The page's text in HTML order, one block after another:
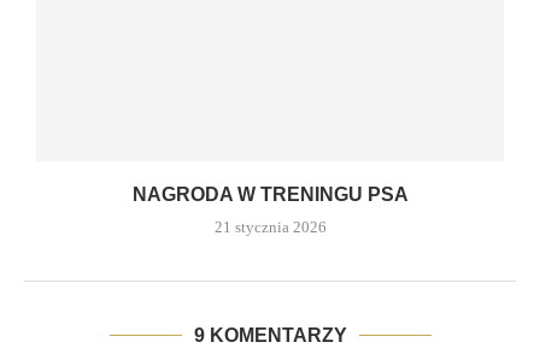
NAGRODA W TRENINGU PSA
21 stycznia 2026
9 KOMENTARZY